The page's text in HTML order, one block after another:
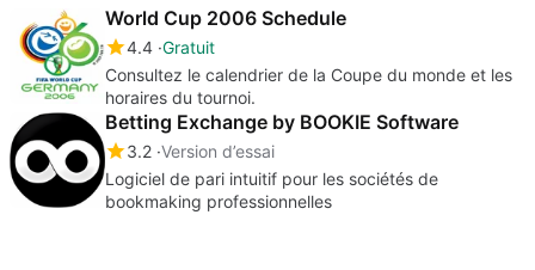
World Cup 2006 Schedule
4.4 Gratuit
Consultez le calendrier de la Coupe du monde et les
horaires du tournoi.
Betting Exchange by BOOKIE Software
3.2 Version d’essai
Logiciel de pari intuitif pour les sociétés de
bookmaking professionnelles